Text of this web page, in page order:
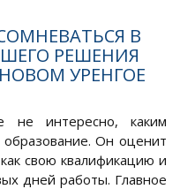
В
РЕШЕНИЯ
УРЕНГОЕ
не интересно, каким
Он оценит
свою квалификацию и
дней работы. Главное